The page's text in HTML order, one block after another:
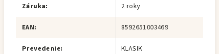
Záruka: 2 roky
EAN: 8592651003469
Prevedenie: KLASIK